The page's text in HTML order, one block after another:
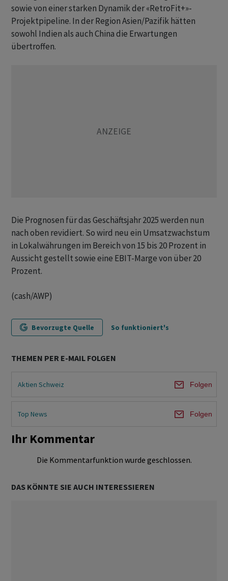
sowie von einer starken Dynamik der «RetroFit+»-
Projektpipeline. In der Region Asien/Pazifik hätten
sowohl Indien als auch China die Erwartungen
übertroffen.
Die Prognosen für das Geschäftsjahr 2025 werden nun
nach oben revidiert. So wird neu ein Umsatzwachstum
in Lokalwährungen im Bereich von 15 bis 20 Prozent in
Aussicht gestellt sowie eine EBIT-Marge von über 20
Prozent.
(cash/AWP)
Bevorzugte Quelle So funktioniert's
THEMEN PER E-MAIL FOLGEN
Aktien Schweiz Folgen
Top News Folgen
Ihr Kommentar
Die Kommentarfunktion wurde geschlossen.
DAS KÖNNTE SIE AUCH INTERESSIEREN